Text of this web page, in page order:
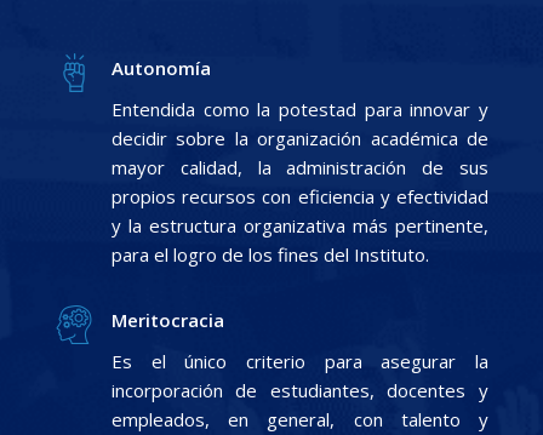
Autonomía
Entendida como la potestad para innovar y
decidir sobre la organización académica de
mayor calidad, la administración de sus
propios recursos con eficiencia y efectividad
y la estructura organizativa más pertinente,
para el logro de los fines del Instituto.
Meritocracia
Es el único criterio para asegurar la
incorporación de estudiantes, docentes y
empleados, en general, con talento y